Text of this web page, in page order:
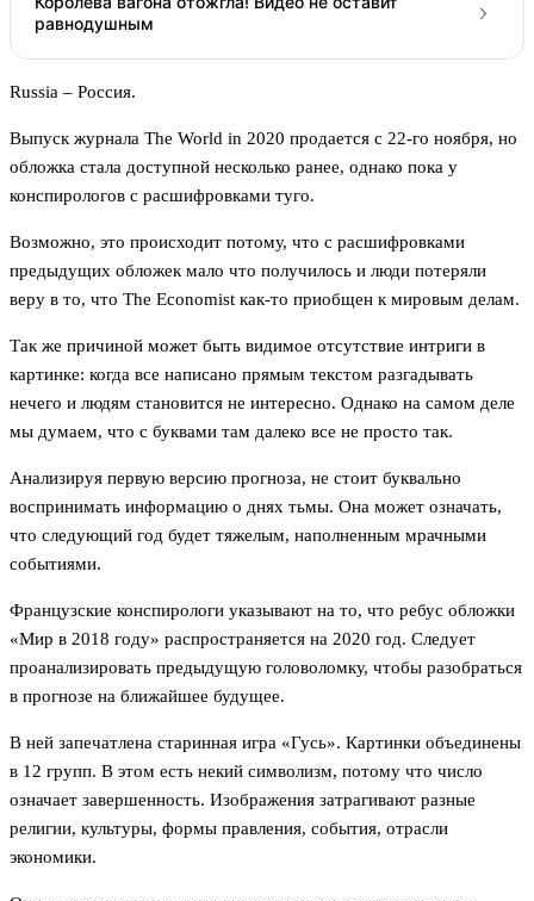
равнодушным
Russia – Россия.
Выпуск журнала The World in 2020 продается с 22-го ноября, но
обложка стала доступной несколько ранее, однако пока у
конспирологов с расшифровками туго.
Возможно, это происходит потому, что с расшифровками
предыдущих обложек мало что получилось и люди потеряли
веру в то, что The Economist как-то приобщен к мировым делам.
Так же причиной может быть видимое отсутствие интриги в
картинке: когда все написано прямым текстом разгадывать
нечего и людям становится не интересно. Однако на самом деле
мы думаем, что с буквами там далеко все не просто так.
Анализируя первую версию прогноза, не стоит буквально
воспринимать информацию о днях тьмы. Она может означать,
что следующий год будет тяжелым, наполненным мрачными
событиями.
Французские конспирологи указывают на то, что ребус обложки
«Мир в 2018 году» распространяется на 2020 год. Следует
проанализировать предыдущую головоломку, чтобы разобраться
в прогнозе на ближайшее будущее.
В ней запечатлена старинная игра «Гусь». Картинки объединены
в 12 групп. В этом есть некий символизм, потому что число
означает завершенность. Изображения затрагивают разные
религии, культуры, формы правления, события, отрасли
экономики.